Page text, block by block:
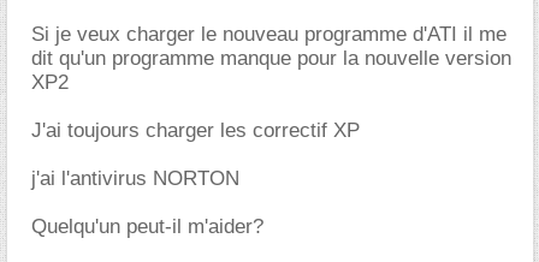
Si je veux charger le nouveau programme d'ATI il me
dit qu'un programme manque pour la nouvelle version
XP2
J'ai toujours charger les correctif XP
j'ai l'antivirus NORTON
Quelqu'un peut-il m'aider?